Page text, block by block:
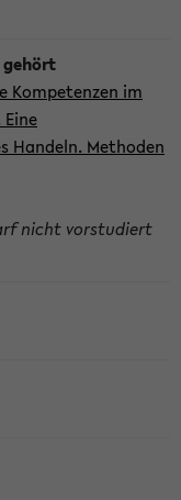
Kompetenzen im
Handeln. Methoden
nicht vorstudiert